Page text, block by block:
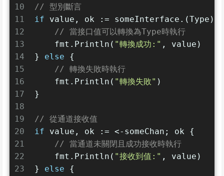
10
11
12
13
14
15
16
17
18
19
20
21
22
23
// 型別斷言
if value, ok :=
// 當接口值可以轉換為Type時執行
    fmt.Println(
"轉換成功:" , value)
} else {
// 轉換失敗時執行
    fmt.Println(
"轉換失敗" )
}
// 從通道接收值
if value, ok := <-someChan; ok {
// 當通道未關閉且成功接收時執行
    fmt.Println(
"接收到值:" , value)
} else {